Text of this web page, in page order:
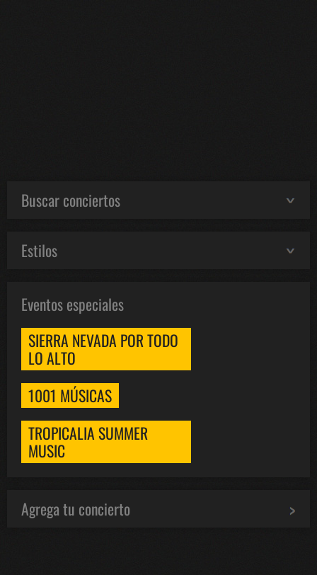
Buscar conciertos
Estilos
Eventos especiales
SIERRA NEVADA POR TODO
LO ALTO
1001 MÚSICAS
TROPICALIA SUMMER
MUSIC
Agrega tu concierto